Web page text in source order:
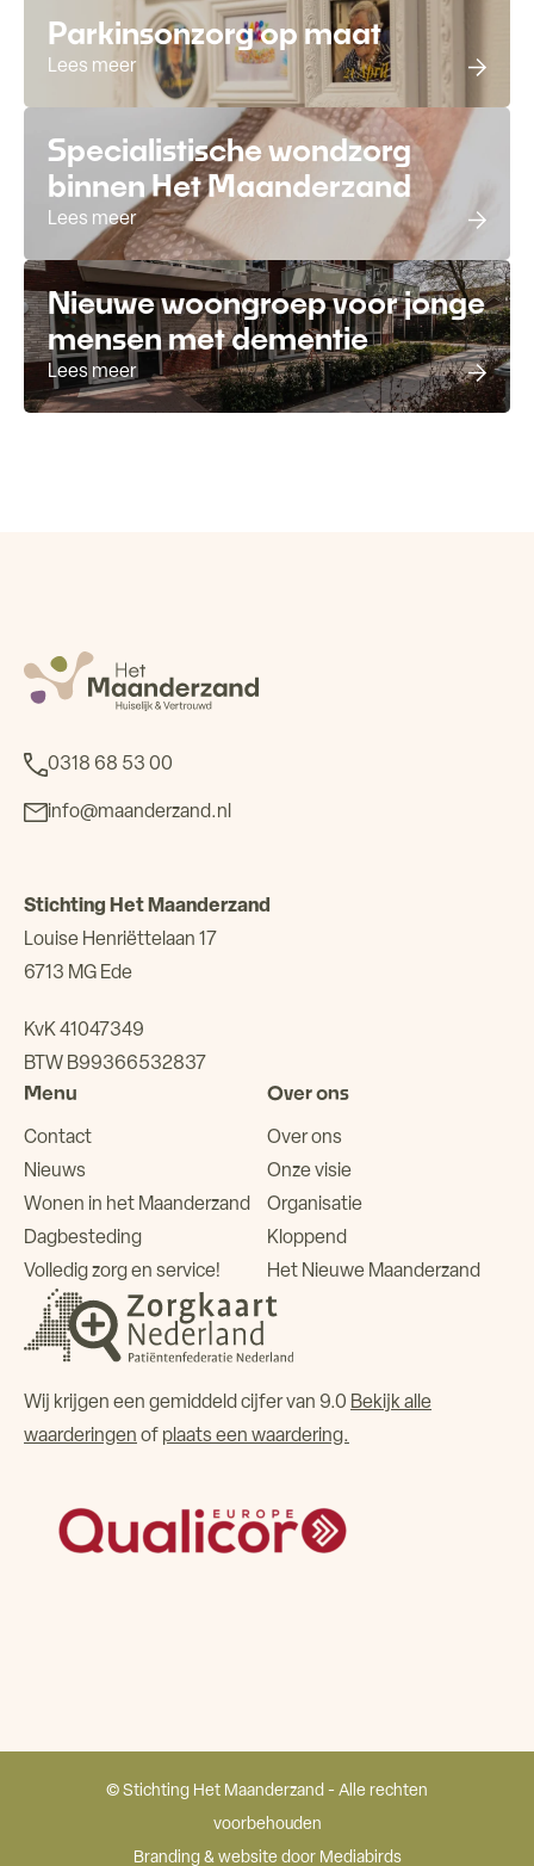
Parkinsonzorg op maat
Lees meer
Specialistische wondzorg
binnen Het Maanderzand
Lees meer
Nieuwe woongroep voor jonge
mensen met dementie
Lees meer
0318 68 53 00
info@maanderzand.nl
Stichting Het Maanderzand
Louise Henriëttelaan 17
6713 MG Ede
KvK 41047349
BTW B99366532837
Menu
Contact
Nieuws
Wonen in het Maanderzand
Dagbesteding
Volledig zorg en service!
Over ons
Over ons
Onze visie
Organisatie
Kloppend
Het Nieuwe Maanderzand
Wij krijgen een gemiddeld cijfer van 9.0 Bekijk alle
waarderingen of plaats een waardering.
© Stichting Het Maanderzand - Alle rechten
voorbehouden
Branding & website door Mediabirds